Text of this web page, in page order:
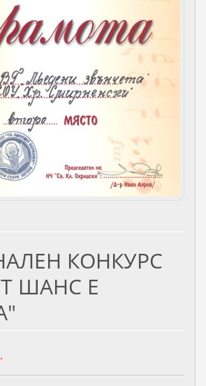
КОНКУРС
ШАНС Е